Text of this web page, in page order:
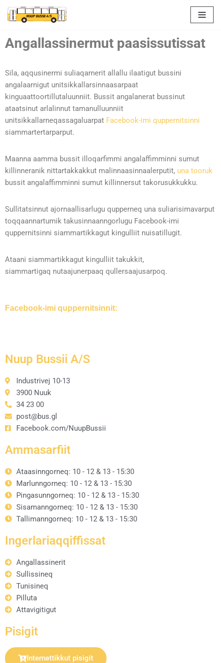
to
content
Angallassinermut paasissutissat
Sila, aqqusinermi suliaqarnerit allallu ilaatigut bussini
angalaarnigut unitsikkallarsinnaasarpaat
kinguaattoortillutaluunniit. Bussit angalanerat bussinut
ataatsinut arlalinnut tamanulluunniit
unitsikkallarneqassagaluarpat Facebook-imi quppernitsinni
siammartertarparput.
Maanna aamma bussit illoqarfimmi angalaffimminni sumut
killinneranik nittartakkakkut malinnaasinnaalerputit, una tooruk
bussit angalaffimminni sumut killinnersut takorusukkukku.
Sullitatsinnut ajornaallisarlugu qupperneq una suliarisimavarput
toqqaannartumik takusinnaanngorlugu Facebook-imi
quppernitsinni siammartikkagut kingulliit nuisatillugit.
Ataani siammartikkagut kingulliit takukkit,
siammartigaq nutaajunerpaaq qullersaajusarpoq.
Facebook-imi quppernitsinnit:
Nuup Bussii A/S
Industrivej 10-13
3900 Nuuk
34 23 00
post@bus.gl
Facebook.com/NuupBussii
Ammasarfiit
Ataasinngorneq: 10 - 12 & 13 - 15:30
Marlunngorneq: 10 - 12 & 13 - 15:30
Pingasunngorneq: 10 - 12 & 13 - 15:30
Sisamanngorneq: 10 - 12 & 13 - 15:30
Tallimanngorneq: 10 - 12 & 13 - 15:30
Ingerlariaqqiffissat
Angallassinerit
Sullissineq
Tunisineq
Pilluta
Attavigitigut
Pisigit
Internettikkut pisigit